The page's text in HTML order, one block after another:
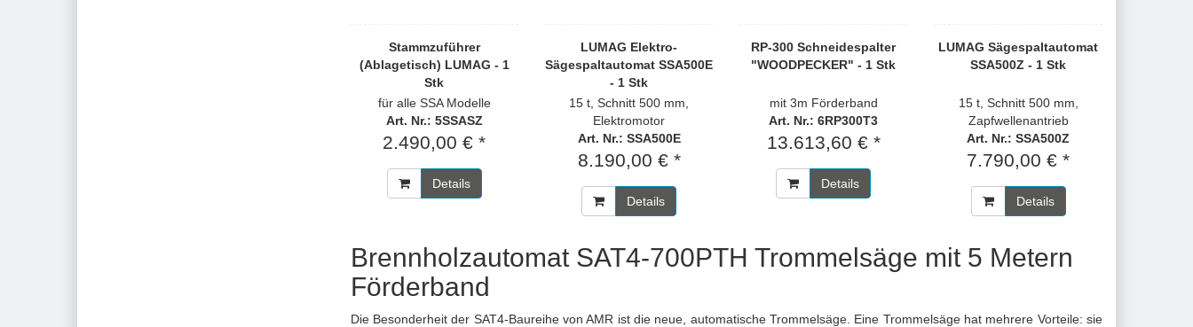
Stammzuführer
(Ablagetisch) LUMAG - 1
Stk
für alle SSA Modelle
Art. Nr.: 5SSASZ
2.490,00 € *
Details
LUMAG Elektro-
Sägespaltautomat SSA500E
- 1 Stk
15 t, Schnitt 500 mm,
Elektromotor
Art. Nr.: SSA500E
8.190,00 € *
Details
RP-300 Schneidespalter
"WOODPECKER" - 1 Stk
mit 3m Förderband
Art. Nr.: 6RP300T3
13.613,60 € *
Details
LUMAG Sägespaltautomat
SSA500Z - 1 Stk
15 t, Schnitt 500 mm,
Zapfwellenantrieb
Art. Nr.: SSA500Z
7.790,00 € *
Details
Brennholzautomat SAT4-700PTH Trommelsäge mit 5 Metern
Förderband
Die Besonderheit der SAT4-Baureihe von AMR ist die neue, automatische Trommelsäge. Eine Trommelsägehat mehrere Vorteile: sie